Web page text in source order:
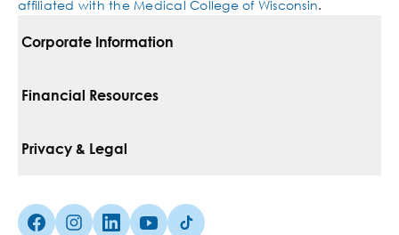
affiliated with the Medical College of Wisconsin.
Corporate Information
For Vendors
Media Inquiries
Financial Resources
Pay Your Bill
Insurances We Accept
Privacy & Legal